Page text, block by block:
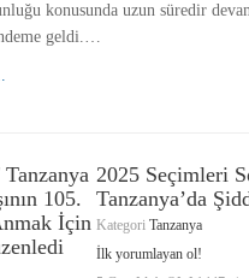
konusunda uzun süredir
geldi.…
105.
İçin
2025 Seçimleri
Tanzanya’da
Kategori Tanzanya
İlk yorumlayan ol!